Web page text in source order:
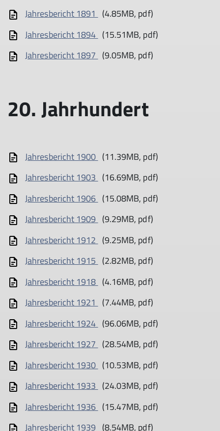
Jahresbericht 1891
(4.85MB, pdf)
Jahresbericht 1894 (15.51MB, pdf)
Jahresbericht 1897 (9.05MB, pdf)
20. Jahrhundert
Jahresbericht 1900 (11.39MB, pdf)
Jahresbericht 1903 (16.69MB, pdf)
Jahresbericht 1906 (15.08MB, pdf)
Jahresbericht 1909 (9.29MB, pdf)
Jahresbericht 1912 (9.25MB, pdf)
Jahresbericht 1915 (2.82MB, pdf)
Jahresbericht 1918 (4.16MB, pdf)
Jahresbericht 1921
(7.44MB, pdf)
Jahresbericht 1924 (96.06MB, pdf)
Jahresbericht 1927 (28.54MB, pdf)
Jahresbericht 1930 (10.53MB, pdf)
Jahresbericht 1933 (24.03MB, pdf)
Jahresbericht 1936 (15.47MB, pdf)
Jahresbericht 1939 (8.54MB, pdf)